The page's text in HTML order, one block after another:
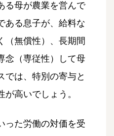
る母が農業を営んで
ある息子が、給料な
（無償性）、長期間
念（専従性）して母
では、特別の寄与と
が高いでしょう。
った労働の対価を受